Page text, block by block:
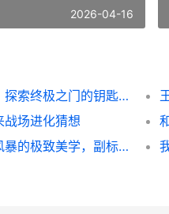
2026-04-16
**我的世界末影眼怎么得，探索终极之门的钥匙**
场进化猜想
**王者荣耀铠出装，裂刃风暴的极致美学，副标题暴烈与优雅的刀锋艺术**